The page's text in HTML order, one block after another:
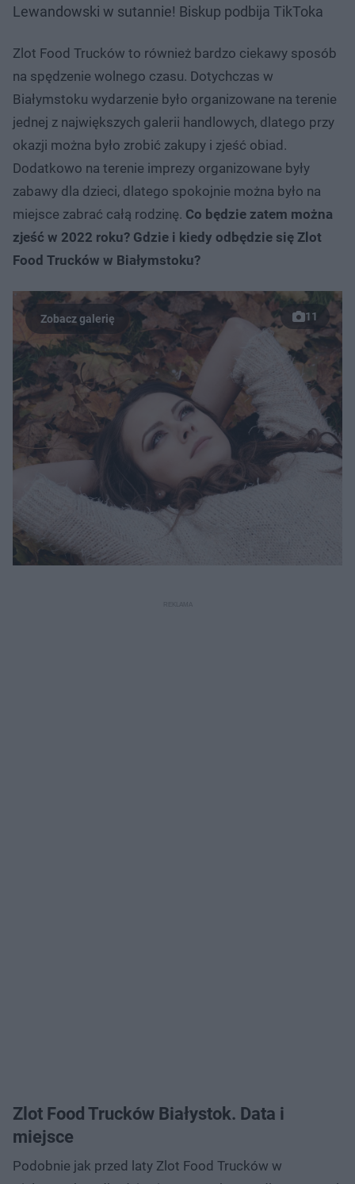
Lewandowski w sutannie! Biskup podbija TikToka
Zlot Food Trucków to również bardzo ciekawy sposób
na spędzenie wolnego czasu. Dotychczas w
Białymstoku wydarzenie było organizowane na terenie
jednej z największych galerii handlowych, dlatego przy
okazji można było zrobić zakupy i zjeść obiad.
Dodatkowo na terenie imprezy organizowane były
zabawy dla dzieci, dlatego spokojnie można było na
miejsce zabrać całą rodzinę. Co będzie zatem można
zjeść w 2022 roku? Gdzie i kiedy odbędzie się Zlot
Food Trucków w Białymstoku?
11
Zlot Food Trucków Białystok. Data i
miejsce
Podobnie jak przed laty Zlot Food Trucków w